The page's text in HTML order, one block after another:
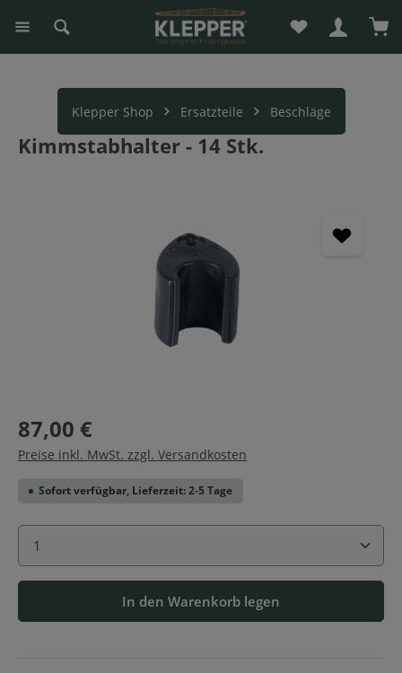
springen Du hast 0
Klepper Shop Ersatzteile Beschläge
Kimmstabhalter - 14 Stk.
87,00 €
Preise inkl. MwSt. zzgl. Versandkosten
Sofort verfügbar, Lieferzeit: 2-5 Tage
Produkt Anzahl: Gib den gewünschten Wert ein
In den Warenkorb legen